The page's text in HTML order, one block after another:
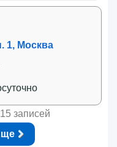
1, Москва
записей